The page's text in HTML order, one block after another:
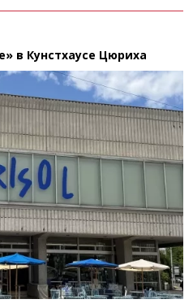
в Кунстхаусе Цюриха